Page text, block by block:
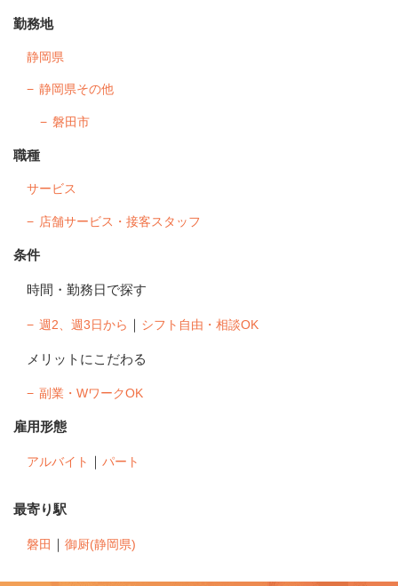
勤務地
静岡県
静岡県その他
磐田市
職種
サービス
店舗サービス・接客スタッフ
条件
時間・勤務日で探す
週2、週3日から ｜ シフト自由・相談OK
メリットにこだわる
副業・WワークOK
雇用形態
アルバイト ｜ パート
最寄り駅
磐田 ｜ 御厨(静岡県)